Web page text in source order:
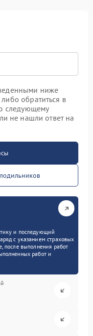
ниже
обратиться в
следующему
не нашли ответ на
и последующий
с указанием страховых
после выполнения работ
работ и